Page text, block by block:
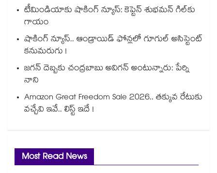
టీమిండియాకు షాకింగ్ న్యూస్: కెప్టెన్ శుభమన్ గిల్‎కు
గాయం
షాకింగ్ న్యూస్.. ఆండ్రాయిడ్ ఫోన్లలో గూగుల్ అసిస్టెంట్
కనుమరుగు !
జగన్ దెబ్బకు చంద్రబాబు అవిగన్ అంటున్నారు: పేర్ని
నాని
Amazon Great Freedom Sale 2026.. తక్కువ రేటుకు
వచ్చేవి ఇవే.. లిస్ట్ ఇదే !
Most Read News